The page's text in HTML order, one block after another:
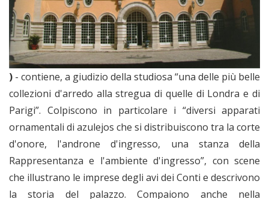
) - contiene, a giudizio della studiosa “una delle più belle
collezioni d'arredo alla stregua di quelle di Londra e di
Parigi”. Colpiscono in particolare i “diversi apparati
ornamentali di azulejos che si distribuiscono tra la corte
d'onore, l'androne d'ingresso, una stanza della
Rappresentanza e l'ambiente d'ingresso”, con scene
che illustrano le imprese degli avi dei Conti e descrivono
la storia del palazzo. Compaiono anche nella